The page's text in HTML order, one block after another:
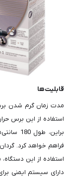
قابلیت‌ها
استفاده از این برس
براین،
فراهم خواهد کرد.
استفاده از این
دارای سیستم ایمنی